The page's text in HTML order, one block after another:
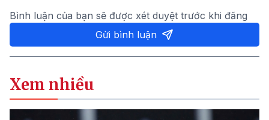
Bình luận của bạn sẽ được xét duyệt trước khi đăng
Gửi bình luận
Xem nhiều